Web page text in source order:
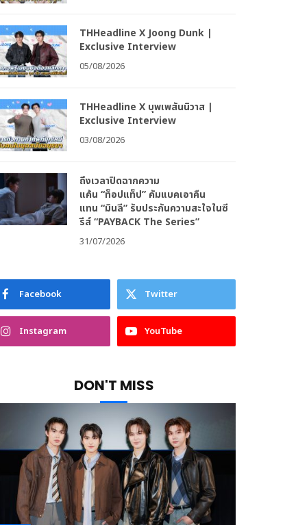
THHeadline X Joong Dunk |
Exclusive Interview
05/08/2026
THHeadline X บุพเพสันนิวาส |
Exclusive Interview
03/08/2026
ถึงเวลาปิดฉากความ
แค้น “ท็อปแท็ป” คัมแบคเอาคืน
แทน “มินลี” รับประกันความสะใจในซี
รีส์ “PAYBACK The Series”
31/07/2026
Facebook Twitter
Instagram YouTube
DON'T MISS